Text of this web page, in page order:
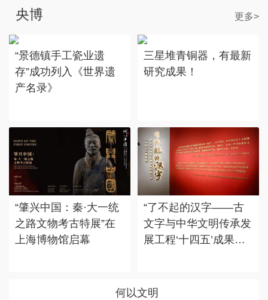
央博 更多>
“景德镇手工瓷业遗
存”成功列入《世界遗
产名录》
三星堆青铜器，有最新
研究成果！
“肇兴中国：秦·大一统
之路文物考古特展”在
上海博物馆启幕
“了不起的汉字——古
文字与中华文明传承发
展工程‘十四五’成果
何以文明